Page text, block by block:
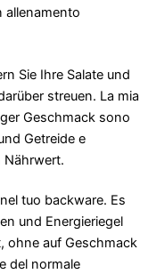
allenamento
Sie Ihre Salate und
streuen. La mia
Geschmack sono
Getreide e
Nährwert.
tuo backware. Es
und Energieriegel
ohne auf Geschmack
del normale